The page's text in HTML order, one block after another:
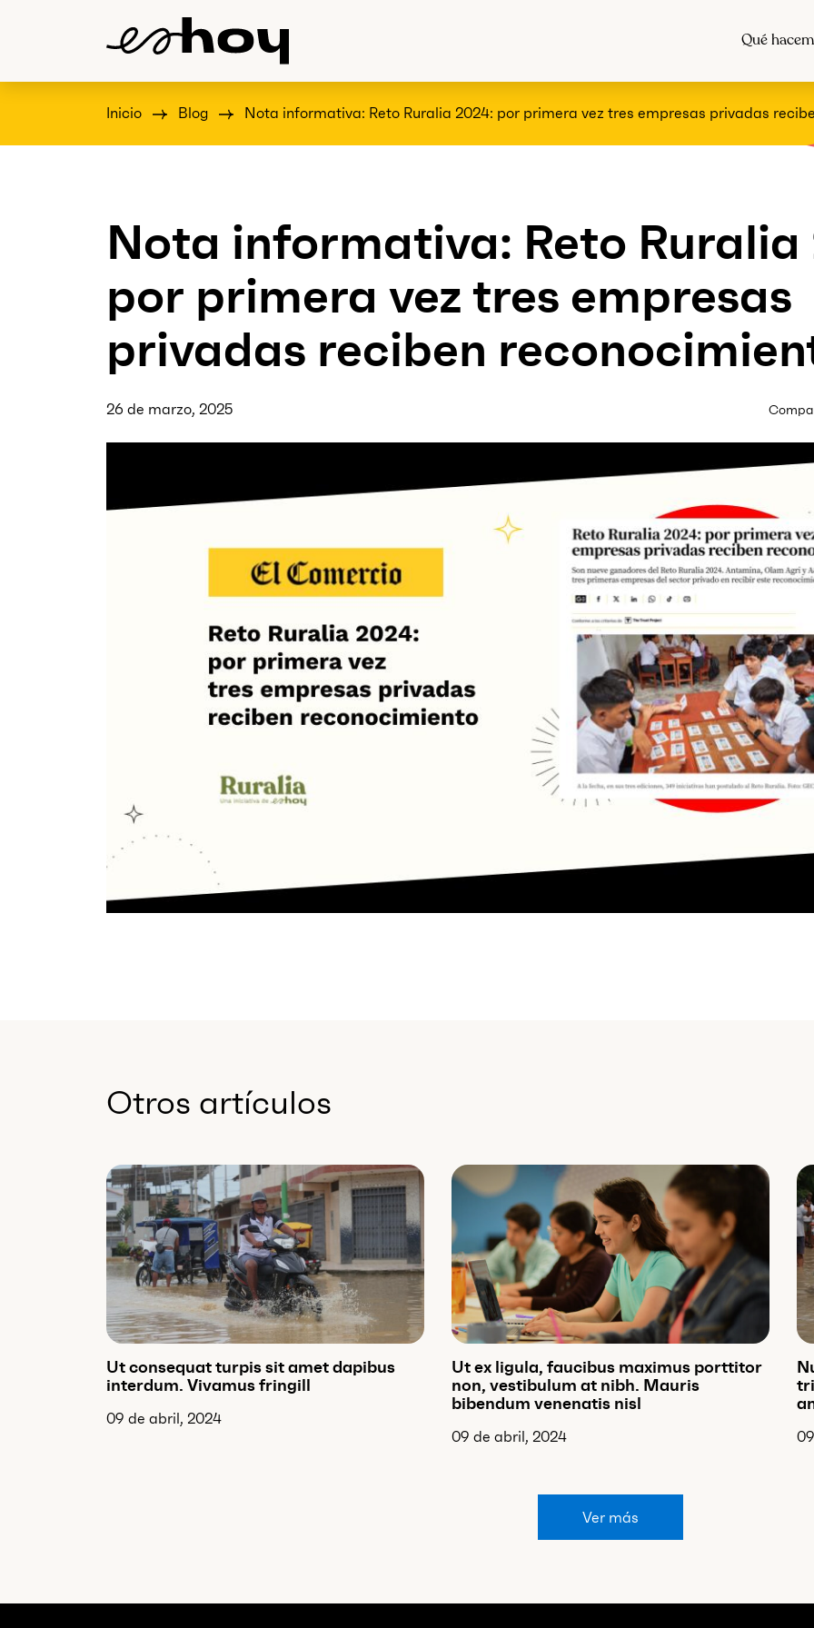
Qué
Inicio Blog Nota informativa: Reto Ruralia 2024: por primera vez tres empresas privadas
Nota informativa: Reto Ruralia
por primera vez tres empresas
privadas reciben
26 de marzo, 2025
Otros artículos
Ut consequat turpis sit amet dapibus
interdum. Vivamus fringill
09 de abril, 2024
Ut ex ligula, faucibus maximus porttitor
non, vestibulum at nibh. Mauris
bibendum venenatis nisl
09 de abril, 2024
Ver más